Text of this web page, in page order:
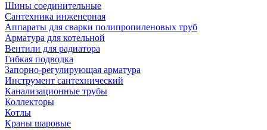
Шины соединительные
Сантехника инженерная
Аппараты для сварки полипропиленовых труб
Арматура для котельной
Вентили для радиатора
Гибкая подводка
Запорно-регулирующая арматура
Инструмент сантехнический
Канализационные трубы
Коллекторы
Котлы
Краны шаровые